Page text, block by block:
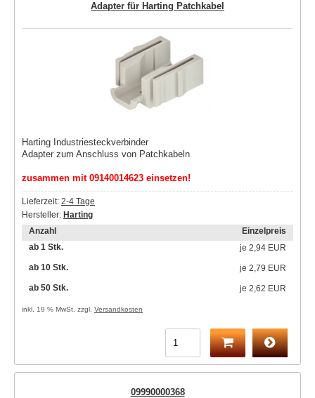
Adapter für Harting Patchkabel
Harting Industriesteckverbinder
Adapter zum Anschluss von Patchkabeln
zusammen mit 09140014623 einsetzen!
Lieferzeit: 2-4 Tage
Hersteller: Harting
Anzahl
Einzelpreis
ab 1 Stk.
je 2,94 EUR
ab 10 Stk.
je 2,79 EUR
ab 50 Stk.
je 2,62 EUR
inkl. 19 % MwSt. zzgl. Versandkosten
09990000368